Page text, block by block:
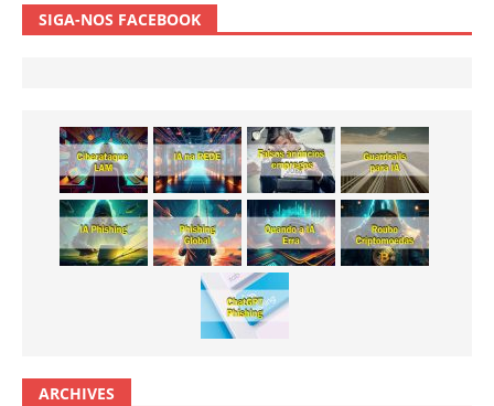
SIGA-NOS FACEBOOK
ARCHIVES